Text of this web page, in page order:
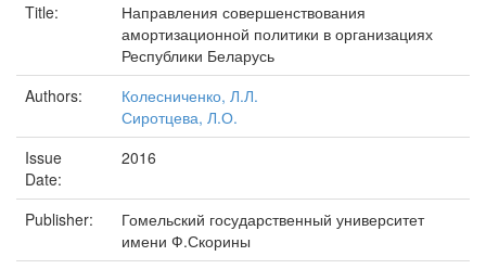
Title:
Направления совершенствования
амортизационной политики в организациях
Республики Беларусь
Authors:
Колесниченко, Л.Л.
Сиротцева, Л.О.
Issue
Date:
2016
Publisher:
Гомельский государственный университет
имени Ф.Скорины